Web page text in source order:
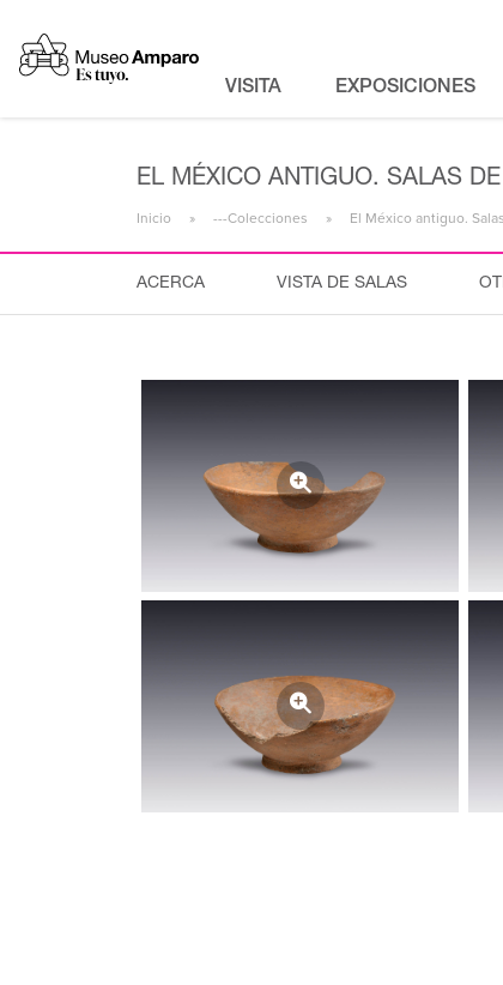
VISITA EXPOSICIONES
EL MÉXICO ANTIGUO. SALAS
Inicio ---Colecciones El México antiguo.
ACERCA VISTA DE SALAS